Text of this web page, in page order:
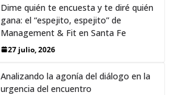
Dime quién te encuesta y te diré quién
gana: el “espejito, espejito” de
Management & Fit en Santa Fe
27 julio, 2026
Analizando la agonía del diálogo en la
urgencia del encuentro